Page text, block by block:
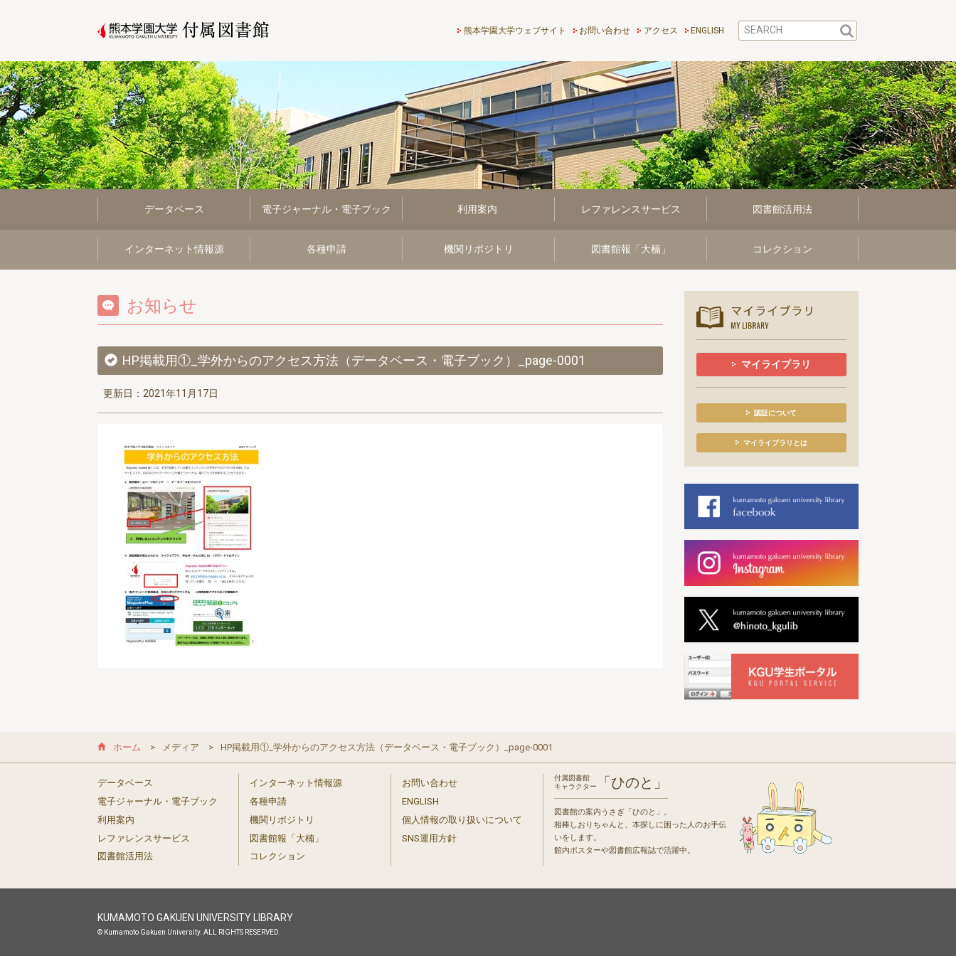
熊本学園大学付属図書館
熊本学園大学ウェブサイト お問い合わせ アクセス ENGLISH
データベース 電子ジャーナル・電子ブック 利用案内 レファレンスサービス 図書館活用法
インターネット情報源 各種申請 機関リポジトリ 図書館報「大楠」 コレクション
お知らせ
HP掲載用①_学外からのアクセス方法（データベース・電子ブック）_page-0001
更新日：2021年11月17日
マイライブラリ
認証について
マイライブラリとは
ホーム メディア HP掲載用①_学外からのアクセス方法（データベース・電子ブック）_page-0001
データベース
電子ジャーナル・電子ブック
利用案内
レファレンスサービス
図書館活用法
インターネット情報源
各種申請
機関リポジトリ
図書館報「大楠」
コレクション
お問い合わせ
ENGLISH
個人情報の取り扱いについて
SNS運用方針
付属図書館
キャラクター
「ひのと」
図書館の案内うさぎ「ひのと」。
相棒しおりちゃんと、本探しに困った人のお手伝
いをします。
館内ポスターや図書館広報誌で活躍中。
KUMAMOTO GAKUEN UNIVERSITY LIBRARY
© Kumamoto Gakuen University. ALL RIGHTS RESERVED.